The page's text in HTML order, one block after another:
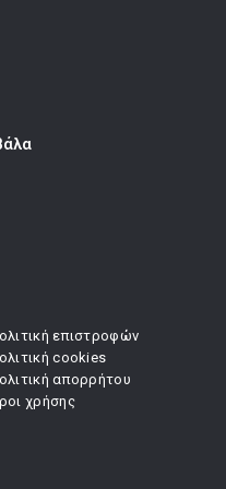
επιστροφών
cookies
απορρήτου
χρήσης